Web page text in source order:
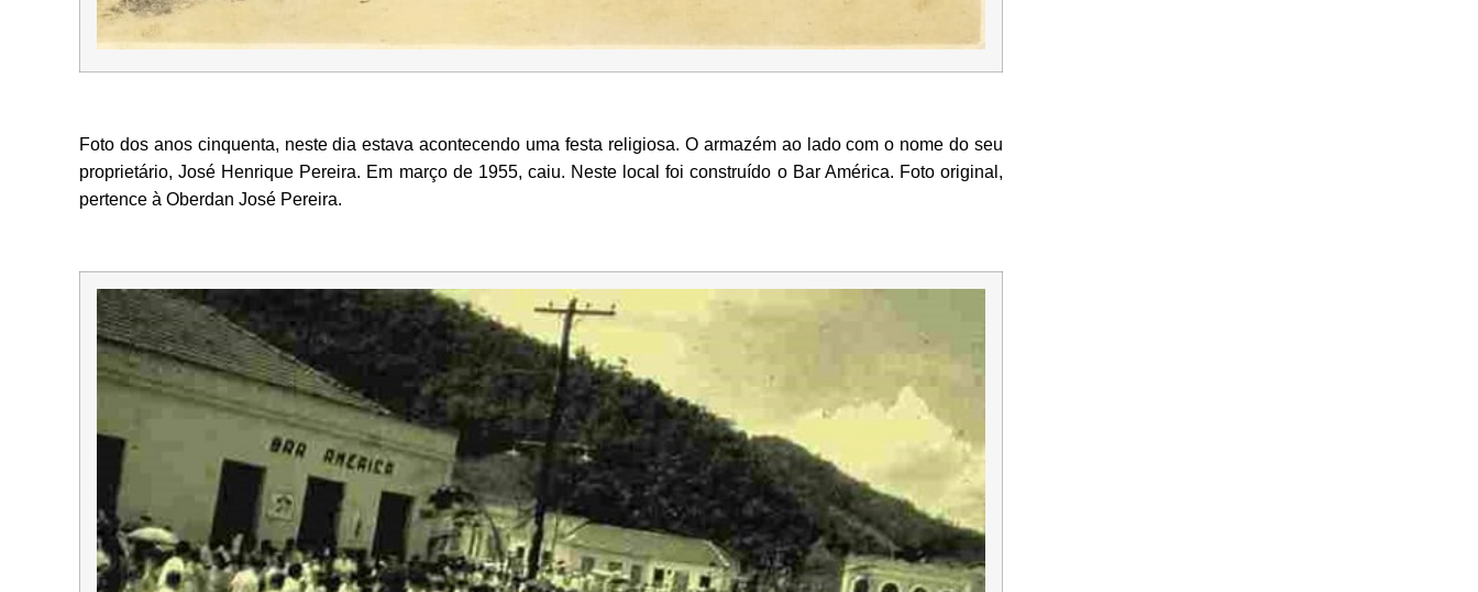
Foto dos anos cinquenta, neste dia estava acontecendo uma festa religiosa. O armazém ao lado com o nome do seu
proprietário, José Henrique Pereira. Em março de 1955, caiu. Neste local foi construído o Bar América. Foto original,
pertence à Oberdan José Pereira.